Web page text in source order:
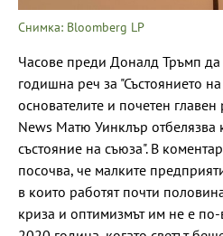
Снимка: Bloomberg LP
Часове преди Доналд Тръмп да
годишна реч за "Състоянието
основателите и почетен
News Матю Уинклър отбелязва
състояние на съюза". В
посочва, че малките
в които работят почти
криза и оптимизмът им не е